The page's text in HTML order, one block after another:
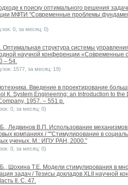
к поиску оптимального решения
МФТИ "Современные проблемы
0, за месяц: 0)
структура системы
научной конференции «Современные
– 54.
1577, за месяц: 19)
Введение в проектирование
К. System Engineering: an Introduction to
1957. – 551 p.
0, за месяц: 0)
Ледвинов В.П. Использование
компаниях / ""Стимулирование в
ученых. М.: ИПУ РАН, 2000."
0, за месяц: 0)
Шохина Т.Е. Модели стимулирования в
задач / Тезисы докладов XLII научной
II. C. 47.